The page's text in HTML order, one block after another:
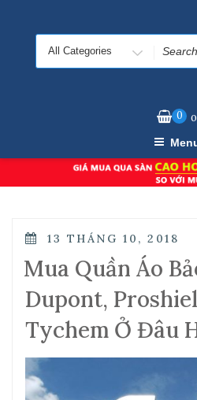
Search
for
0
POSTED
13 THÁNG 10, 2018
Mua Quần Áo
Dupont,
Tychem Ở Đâu